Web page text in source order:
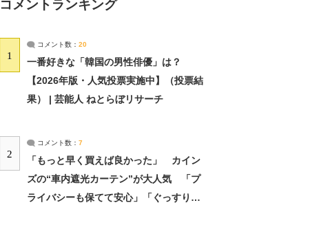
コメントランキング
1
コメント数： 20
一番好きな「韓国の男性俳優」は？
【2026年版・人気投票実施中】（投票結
果） | 芸能人 ねとらぼリサーチ
2
コメント数： 7
「もっと早く買えば良かった」 カイン
ズの“車内遮光カーテン”が大人気 「プ
ライバシーも保てて安心」「ぐっすり眠